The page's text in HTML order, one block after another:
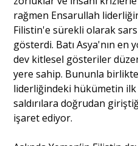
rağmen Ensarullah
Filistin'e sürekli olarak
gösterdi. Batı Asya'nın en
dev kitlesel gösteriler
yere sahip. Bununla
liderliğindeki hükümetin ilk
saldırılara doğrudan
işaret ediyor.